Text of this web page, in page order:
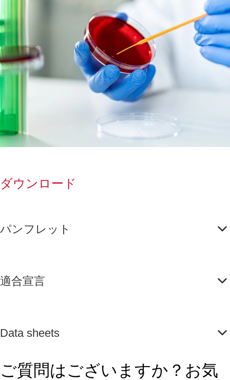
ダウンロード
パンフレット
適合宣言
Data sheets
ご質問はございますか？お気